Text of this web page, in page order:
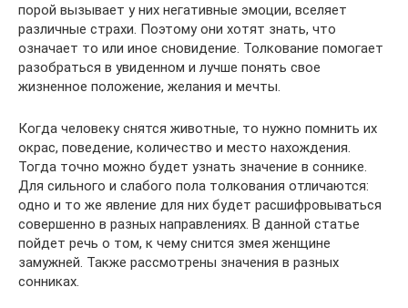
порой вызывает у них негативные эмоции, вселяет
различные страхи. Поэтому они хотят знать, что
означает то или иное сновидение. Толкование помогает
разобраться в увиденном и лучше понять свое
жизненное положение, желания и мечты.
Когда человеку снятся животные, то нужно помнить их
окрас, поведение, количество и место нахождения.
Тогда точно можно будет узнать значение в соннике.
Для сильного и слабого пола толкования отличаются:
одно и то же явление для них будет расшифровываться
совершенно в разных направлениях. В данной статье
пойдет речь о том, к чему снится змея женщине
замужней. Также рассмотрены значения в разных
сонниках.